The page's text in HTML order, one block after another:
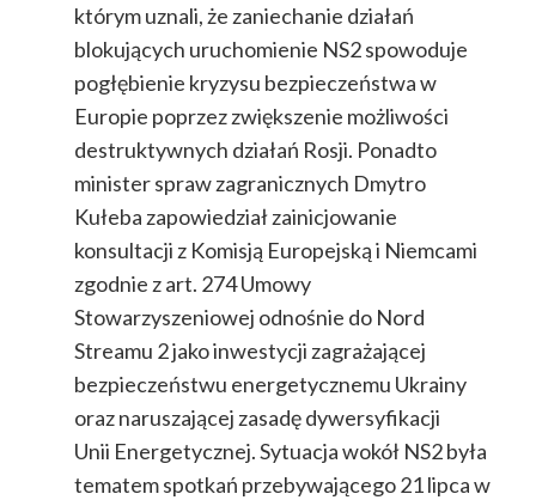
którym uznali, że zaniechanie działań
blokujących uruchomienie NS2 spowoduje
pogłębienie kryzysu bezpieczeństwa w
Europie poprzez zwiększenie możliwości
destruktywnych działań Rosji. Ponadto
minister spraw zagranicznych Dmytro
Kułeba zapowiedział zainicjowanie
konsultacji z Komisją Europejską i Niemcami
zgodnie z art. 274 Umowy
Stowarzyszeniowej odnośnie do Nord
Streamu 2 jako inwestycji zagrażającej
bezpieczeństwu energetycznemu Ukrainy
oraz naruszającej zasadę dywersyfikacji
Unii Energetycznej. Sytuacja wokół NS2 była
tematem spotkań przebywającego 21 lipca w